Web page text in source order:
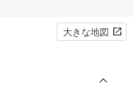
大きな地図